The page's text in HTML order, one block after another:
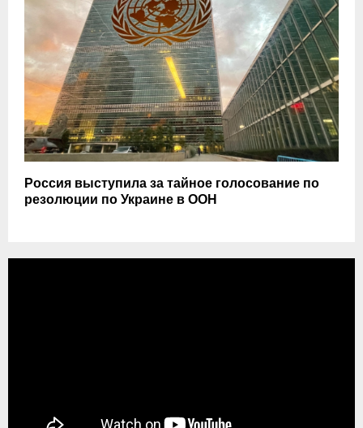
Россия выступила за тайное голосование по
резолюции по Украине в ООН